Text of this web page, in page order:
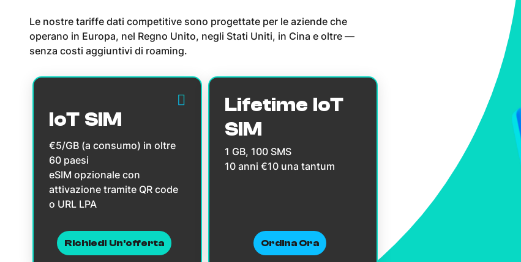
Le nostre tariffe dati competitive sono progettate per le aziende che
operano in Europa, nel Regno Unito, negli Stati Uniti, in Cina e oltre —
senza costi aggiuntivi di roaming.
IoT SIM
€5/GB (a consumo) in oltre
60 paesi
eSIM opzionale con
attivazione tramite QR code
o URL LPA
Richiedi Un'offerta
Lifetime IoT
SIM
1 GB, 100 SMS
10 anni €10 una tantum
Ordina Ora